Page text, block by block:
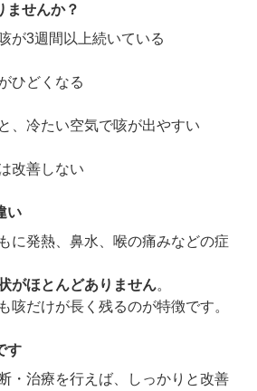
ませんか？
が3週間以上続いている
ひどくなる
、冷たい空気で咳が出やすい
改善しない
い
に発熱、鼻水、喉の痛みなどの症
がほとんどありません。
咳だけが長く残るのが特徴です。
す
・治療を行えば、しっかりと改善